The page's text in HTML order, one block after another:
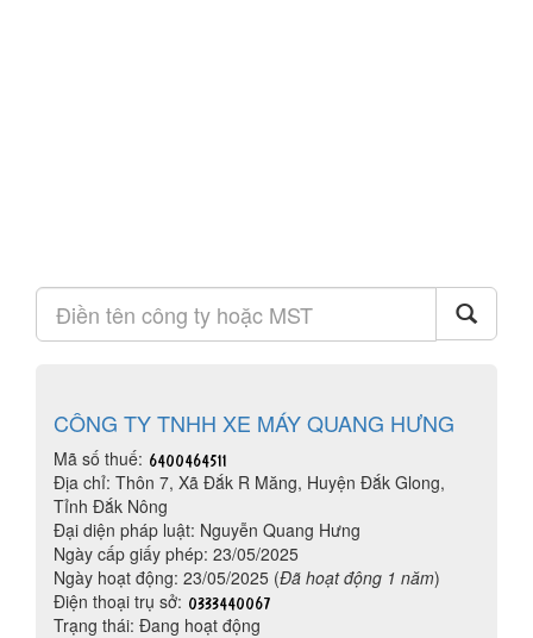
CÔNG TY TNHH XE MÁY QUANG HƯNG
Mã số thuế:
Địa chỉ: Thôn 7, Xã Đắk R Măng, Huyện Đắk Glong,
Tỉnh Đắk Nông
Đại diện pháp luật: Nguyễn Quang Hưng
Ngày cấp giấy phép: 23/05/2025
Ngày hoạt động: 23/05/2025 (Đã hoạt động 1 năm)
Điện thoại trụ sở:
Trạng thái: Đang hoạt động